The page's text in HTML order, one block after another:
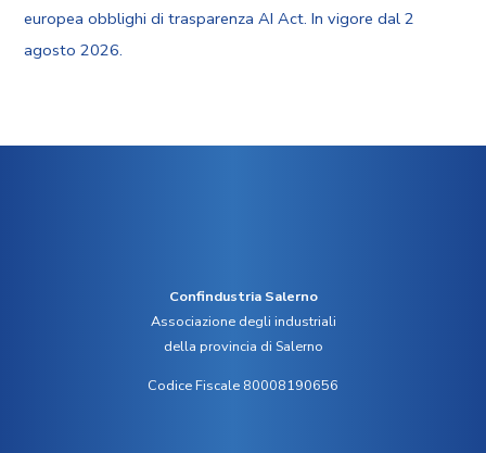
europea obblighi di trasparenza AI Act. In vigore dal 2
agosto 2026.
Confindustria Salerno
Associazione degli industriali
della provincia di Salerno
Codice Fiscale 80008190656